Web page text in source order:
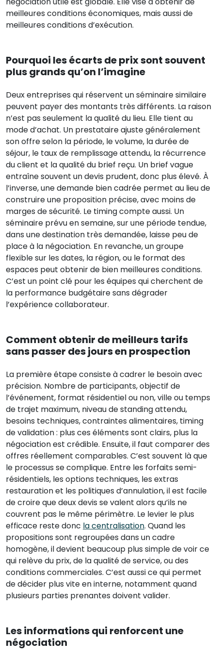
meilleures conditions économiques, mais aussi de
meilleures conditions d’exécution.
Pourquoi les écarts de prix sont souvent
plus grands qu’on l’imagine
Deux entreprises qui réservent un séminaire similaire
peuvent payer des montants très différents. La raison
n’est pas seulement la qualité du lieu. Elle tient au
mode d’achat. Un prestataire ajuste généralement
son offre selon la période, le volume, la durée de
séjour, le taux de remplissage attendu, la récurrence
du client et la qualité du brief reçu. Un brief vague
entraîne souvent un devis prudent, donc plus élevé. À
l’inverse, une demande bien cadrée permet au lieu de
construire une proposition précise, avec moins de
marges de sécurité. Le timing compte aussi. Un
séminaire prévu en semaine, sur une période tendue,
dans une destination très demandée, laisse peu de
place à la négociation. En revanche, un groupe
flexible sur les dates, la région, ou le format des
espaces peut obtenir de bien meilleures conditions.
C’est un point clé pour les équipes qui cherchent de
la performance budgétaire sans dégrader
l’expérience collaborateur.
Comment obtenir de meilleurs tarifs
sans passer des jours en prospection
La première étape consiste à cadrer le besoin avec
précision. Nombre de participants, objectif de
l’événement, format résidentiel ou non, ville ou temps
de trajet maximum, niveau de standing attendu,
besoins techniques, contraintes alimentaires, timing
de validation : plus ces éléments sont clairs, plus la
négociation est crédible. Ensuite, il faut comparer des
offres réellement comparables. C’est souvent là que
le processus se complique. Entre les forfaits semi-
résidentiels, les options techniques, les extras
restauration et les politiques d’annulation, il est facile
de croire que deux devis se valent alors qu’ils ne
couvrent pas le même périmètre. Le levier le plus
efficace reste donc la centralisation. Quand les
propositions sont regroupées dans un cadre
homogène, il devient beaucoup plus simple de voir ce
qui relève du prix, de la qualité de service, ou des
conditions commerciales. C’est aussi ce qui permet
de décider plus vite en interne, notamment quand
plusieurs parties prenantes doivent valider.
Les informations qui renforcent une
négociation